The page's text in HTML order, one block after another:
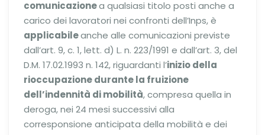
comunicazionea qualsiasi titolo posti anche a
carico dei lavoratori nei confronti dell’Inps, è
applicabileanche alle comunicazioni previste
dall’art. 9, c. 1, lett. d) L. n. 223/1991 e dall’art. 3, del
D.M. 17.02.1993 n. 142, riguardanti l’inizio della
rioccupazione durante la fruizione
dell’indennità di mobilità, compresa quella in
deroga, nei 24 mesi successivi alla
corresponsione anticipata della mobilità e dei